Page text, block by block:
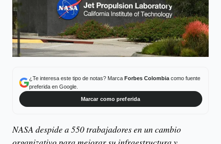
¿Te interesa este tipo de notas? Marca Forbes Colombiacomo fuente
preferida en Google.
Marcar como preferida
NASA despide a 550 trabajadores en un cambio